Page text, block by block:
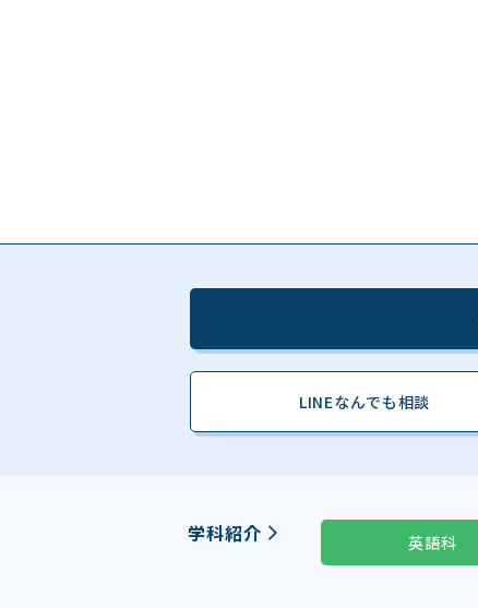
LINEなんでも相談
学科紹介 英語科